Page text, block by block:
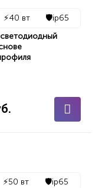
⚡40 вт 🛡️ip65
⚡50 вт 🛡️ip65